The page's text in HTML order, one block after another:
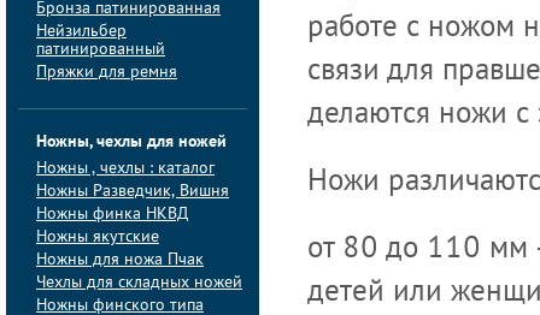
Бронза патинированная
Нейзильбер
патинированный
Пряжки для ремня
Ножны, чехлы для ножей
Ножны , чехлы : каталог
Ножны Разведчик, Вишня
Ножны финка НКВД
Ножны якутские
Ножны для ножа Пчак
Чехлы для складных ножей
Ножны финского типа
работе с ножом
связи для
делаются ножи с
Ножи
от 80 до 110 мм
детей или